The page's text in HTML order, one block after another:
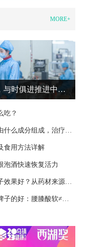
MORE+
孙锋：创新传承，与时俱进推进中医药文化普及
吃？
你了解左归丸吗？由什么成分组成，治疗肾阴虚？
食用方法详解
泡酒快速恢复活力
六味地黄丸哪个牌子效果好？从药材来源、剂型工艺看品质差异
六味地黄丸买什么牌子的好：腰膝酸软≠肾阴虚，先辨症状再选品牌